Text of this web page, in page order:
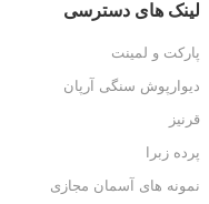
لینک های دسترسی
پارکت و لمینت
دیوارپوش سنگی آرپان
قرنیز
پرده زبرا
نمونه های آسمان مجازی